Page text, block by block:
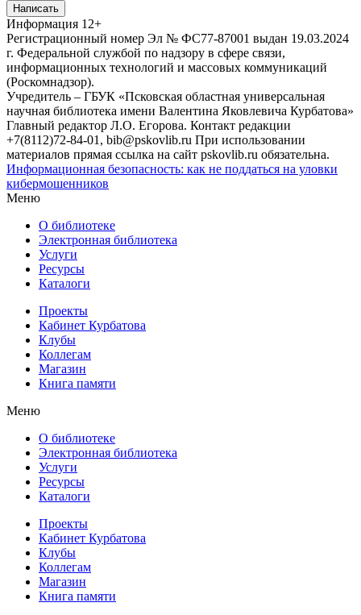
Написать
Информация 12+
Регистрационный номер Эл № ФС77-87001 выдан 19.03.2024
г. Федеральной службой по надзору в сфере связи,
информационных технологий и массовых коммуникаций
(Роскомнадзор).
Учредитель – ГБУК «Псковская областная универсальная
научная библиотека имени Валентина Яковлевича Курбатова»
Главный редактор Л.О. Егорова. Контакт редакции
+7(8112)72-84-01, bib@pskovlib.ru При использовании
материалов прямая ссылка на сайт pskovlib.ru обязательна.
Информационная безопасность: как не поддаться на уловки
кибермошенников
Меню
О библиотеке
Электронная библиотека
Услуги
Ресурсы
Каталоги
Проекты
Кабинет Курбатова
Клубы
Коллегам
Магазин
Книга памяти
Меню
О библиотеке
Электронная библиотека
Услуги
Ресурсы
Каталоги
Проекты
Кабинет Курбатова
Клубы
Коллегам
Магазин
Книга памяти